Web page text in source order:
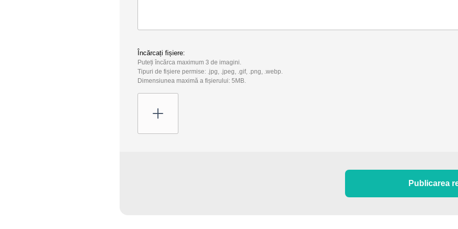
Încărcați fișiere:
Puteți încărca maximum 3 de imagini.
Tipuri de fișiere permise: .jpg, .jpeg, .gif, .png, .webp.
Dimensiunea maximă a fișierului: 5MB.
Publicarea